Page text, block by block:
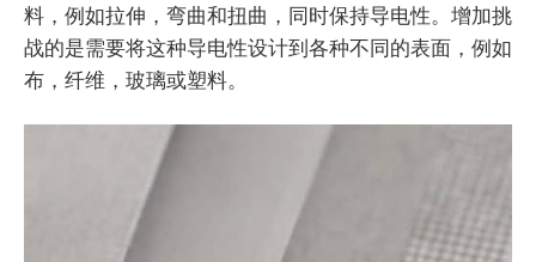
料，例如拉伸，弯曲和扭曲，同时保持导电性。增加挑
战的是需要将这种导电性设计到各种不同的表面，例如
布，纤维，玻璃或塑料。